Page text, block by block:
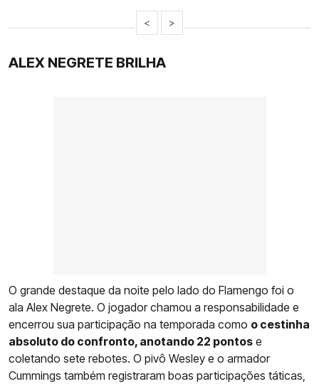
< >
ALEX NEGRETE BRILHA
O grande destaque da noite pelo lado do Flamengo foi o
ala Alex Negrete. O jogador chamou a responsabilidade e
encerrou sua participação na temporada como o cestinha
absoluto do confronto, anotando 22 pontos e
coletando sete rebotes. O pivô Wesley e o armador
Cummings também registraram boas participações táticas,